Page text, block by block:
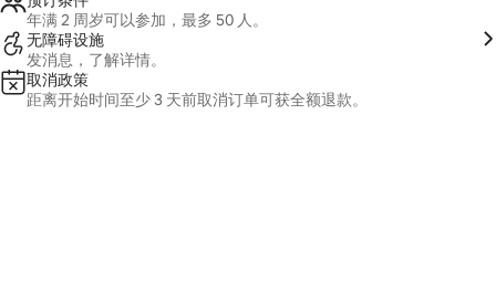
年满 2 周岁可以参加，最多 50 人。
无障碍设施
发消息，了解详情。
取消政策
距离开始时间至少 3 天前取消订单可获全额退款。